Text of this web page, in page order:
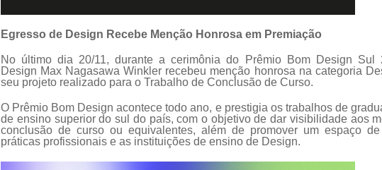
Egresso de Design Recebe Menção Honrosa em Premiação
No último dia 20/11, durante a cerimônia do Prêmio Bom Design Sul
Design Max Nagasawa Winkler recebeu menção honrosa na categoria
seu projeto realizado para o Trabalho de Conclusão de Curso.
O Prêmio Bom Design acontece todo ano, e prestigia os trabalhos de
de ensino superior do sul do país, com o objetivo de dar visibilidade aos
conclusão de curso ou equivalentes, além de promover um espaço
práticas profissionais e as instituições de ensino de Design.